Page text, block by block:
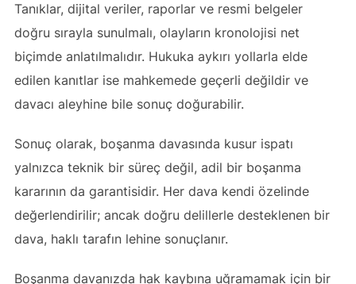
Tanıklar, dijital veriler, raporlar ve resmi belgeler
doğru sırayla sunulmalı, olayların kronolojisi net
biçimde anlatılmalıdır. Hukuka aykırı yollarla elde
edilen kanıtlar ise mahkemede geçerli değildir ve
davacı aleyhine bile sonuç doğurabilir.
Sonuç olarak, boşanma davasında kusur ispatı
yalnızca teknik bir süreç değil, adil bir boşanma
kararının da garantisidir. Her dava kendi özelinde
değerlendirilir; ancak doğru delillerle desteklenen bir
dava, haklı tarafın lehine sonuçlanır.
Boşanma davanızda hak kaybına uğramamak için bir